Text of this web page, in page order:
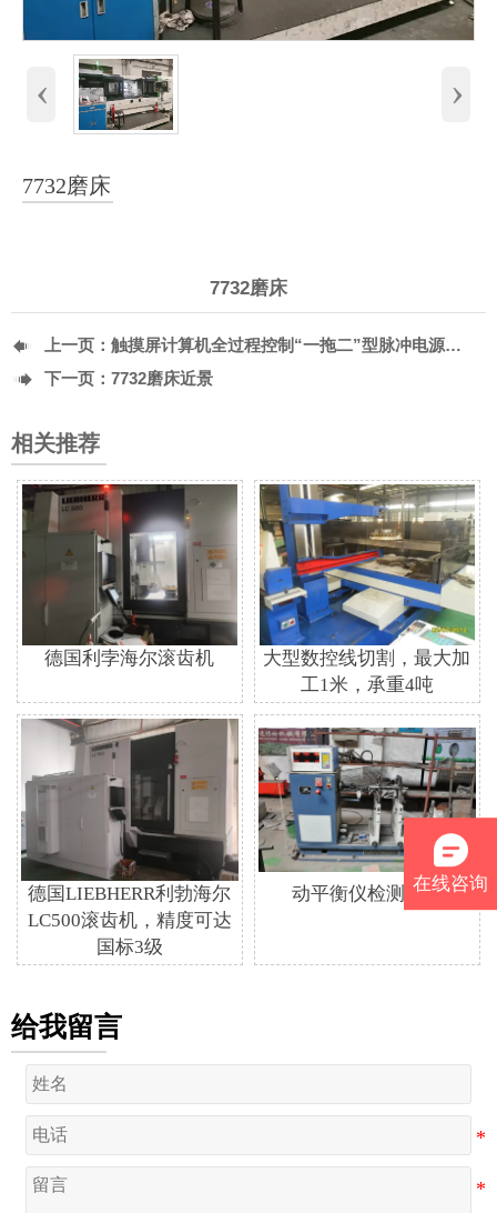
‹ ›
7732磨床
7732磨床
 上一页： 触摸屏计算机全过程控制“一拖二”型脉冲电源辉光离子氮化炉
 下一页： 7732磨床近景
相关推荐
德国利孛海尔滚齿机
大型数控线切割，最大加
工1米，承重4吨
德国LIEBHERR利勃海尔
LC500滚齿机，精度可达
国标3级
动平衡仪检测蜗杆
给我留言
在线咨询